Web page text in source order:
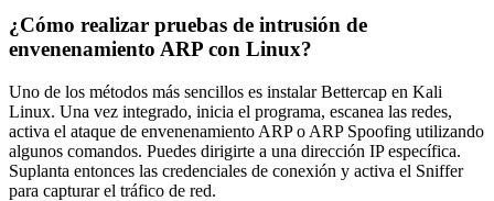
¿Cómo realizar pruebas de intrusión de
envenenamiento ARP con Linux?
Uno de los métodos más sencillos es instalar Bettercap en Kali
Linux. Una vez integrado, inicia el programa, escanea las redes,
activa el ataque de envenenamiento ARP o ARP Spoofing utilizando
algunos comandos. Puedes dirigirte a una dirección IP específica.
Suplanta entonces las credenciales de conexión y activa el Sniffer
para capturar el tráfico de red.